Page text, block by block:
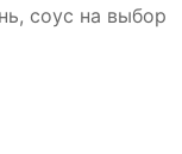
соус на выбор